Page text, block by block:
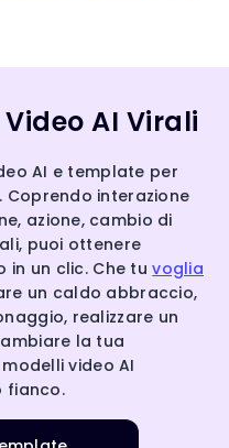
AI Virali
AI e template per
Coprendo interazione
azione, cambio di
puoi ottenere
in un clic. Che tuvoglia
un caldo abbraccio,
realizzare un
la tua
video AI
fianco.